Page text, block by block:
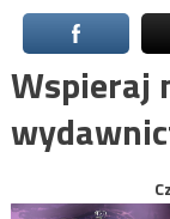
Wspieraj